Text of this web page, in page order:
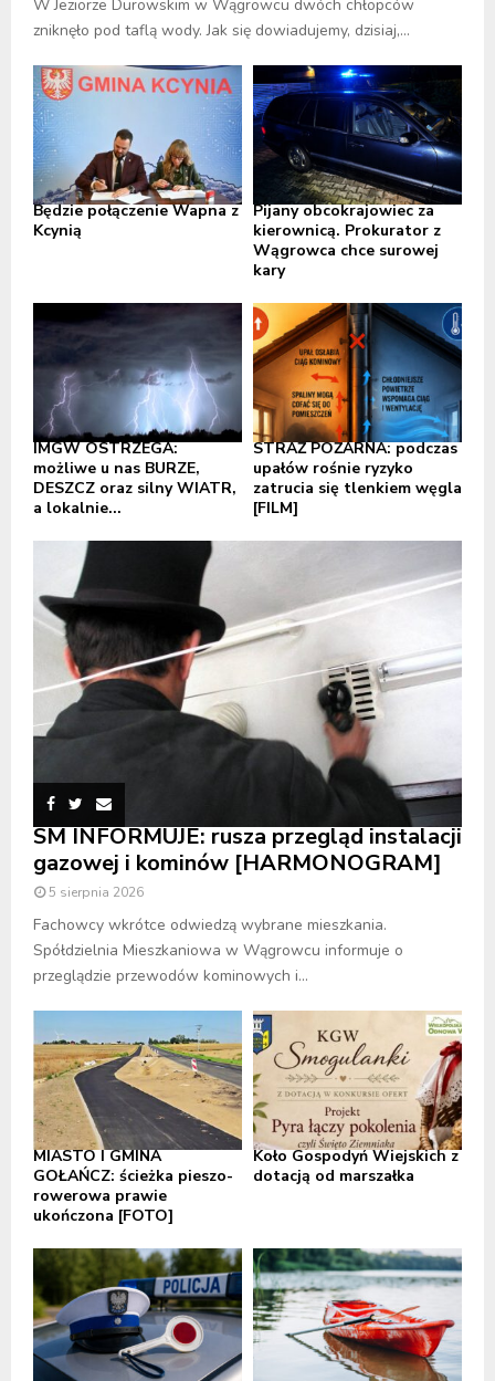
W Jeziorze Durowskim w Wągrowcu dwóch chłopców
zniknęło pod taflą wody. Jak się dowiadujemy, dzisiaj,...
Będzie połączenie Wapna z
Kcynią
Pijany obcokrajowiec za
kierownicą. Prokurator z
Wągrowca chce surowej
kary
IMGW OSTRZEGA:
możliwe u nas BURZE,
DESZCZ oraz silny WIATR,
a lokalnie...
STRAŻ POŻARNA: podczas
upałów rośnie ryzyko
zatrucia się tlenkiem węgla
[FILM]
SM INFORMUJE: rusza przegląd instalacji
gazowej i kominów [HARMONOGRAM]
5 sierpnia 2026
Fachowcy wkrótce odwiedzą wybrane mieszkania.
Spółdzielnia Mieszkaniowa w Wągrowcu informuje o
przeglądzie przewodów kominowych i...
MIASTO I GMINA
GOŁAŃCZ: ścieżka pieszo-
rowerowa prawie
ukończona [FOTO]
Koło Gospodyń Wiejskich z
dotacją od marszałka